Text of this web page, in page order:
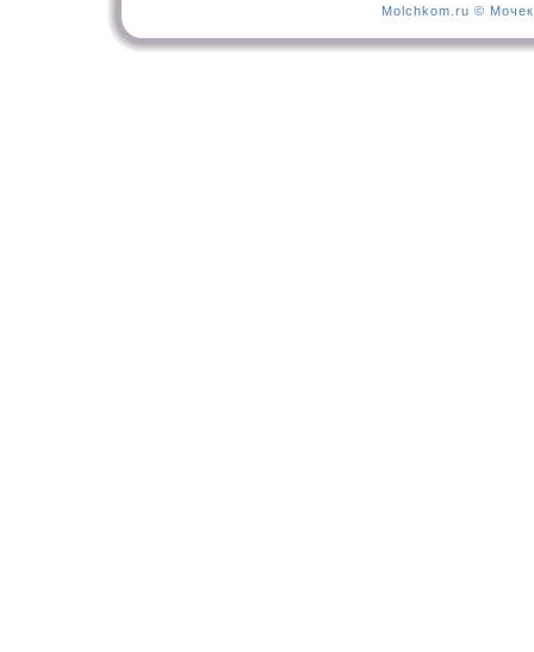
Molchkom.ru ©